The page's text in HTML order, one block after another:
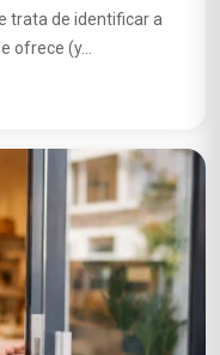
trata de identificar a
ofrece (y...